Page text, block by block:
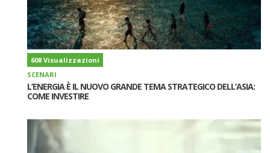
608 Visualizzazioni
SCENARI
L’ENERGIA È IL NUOVO GRANDE TEMA STRATEGICO DELL’ASIA:
COME INVESTIRE